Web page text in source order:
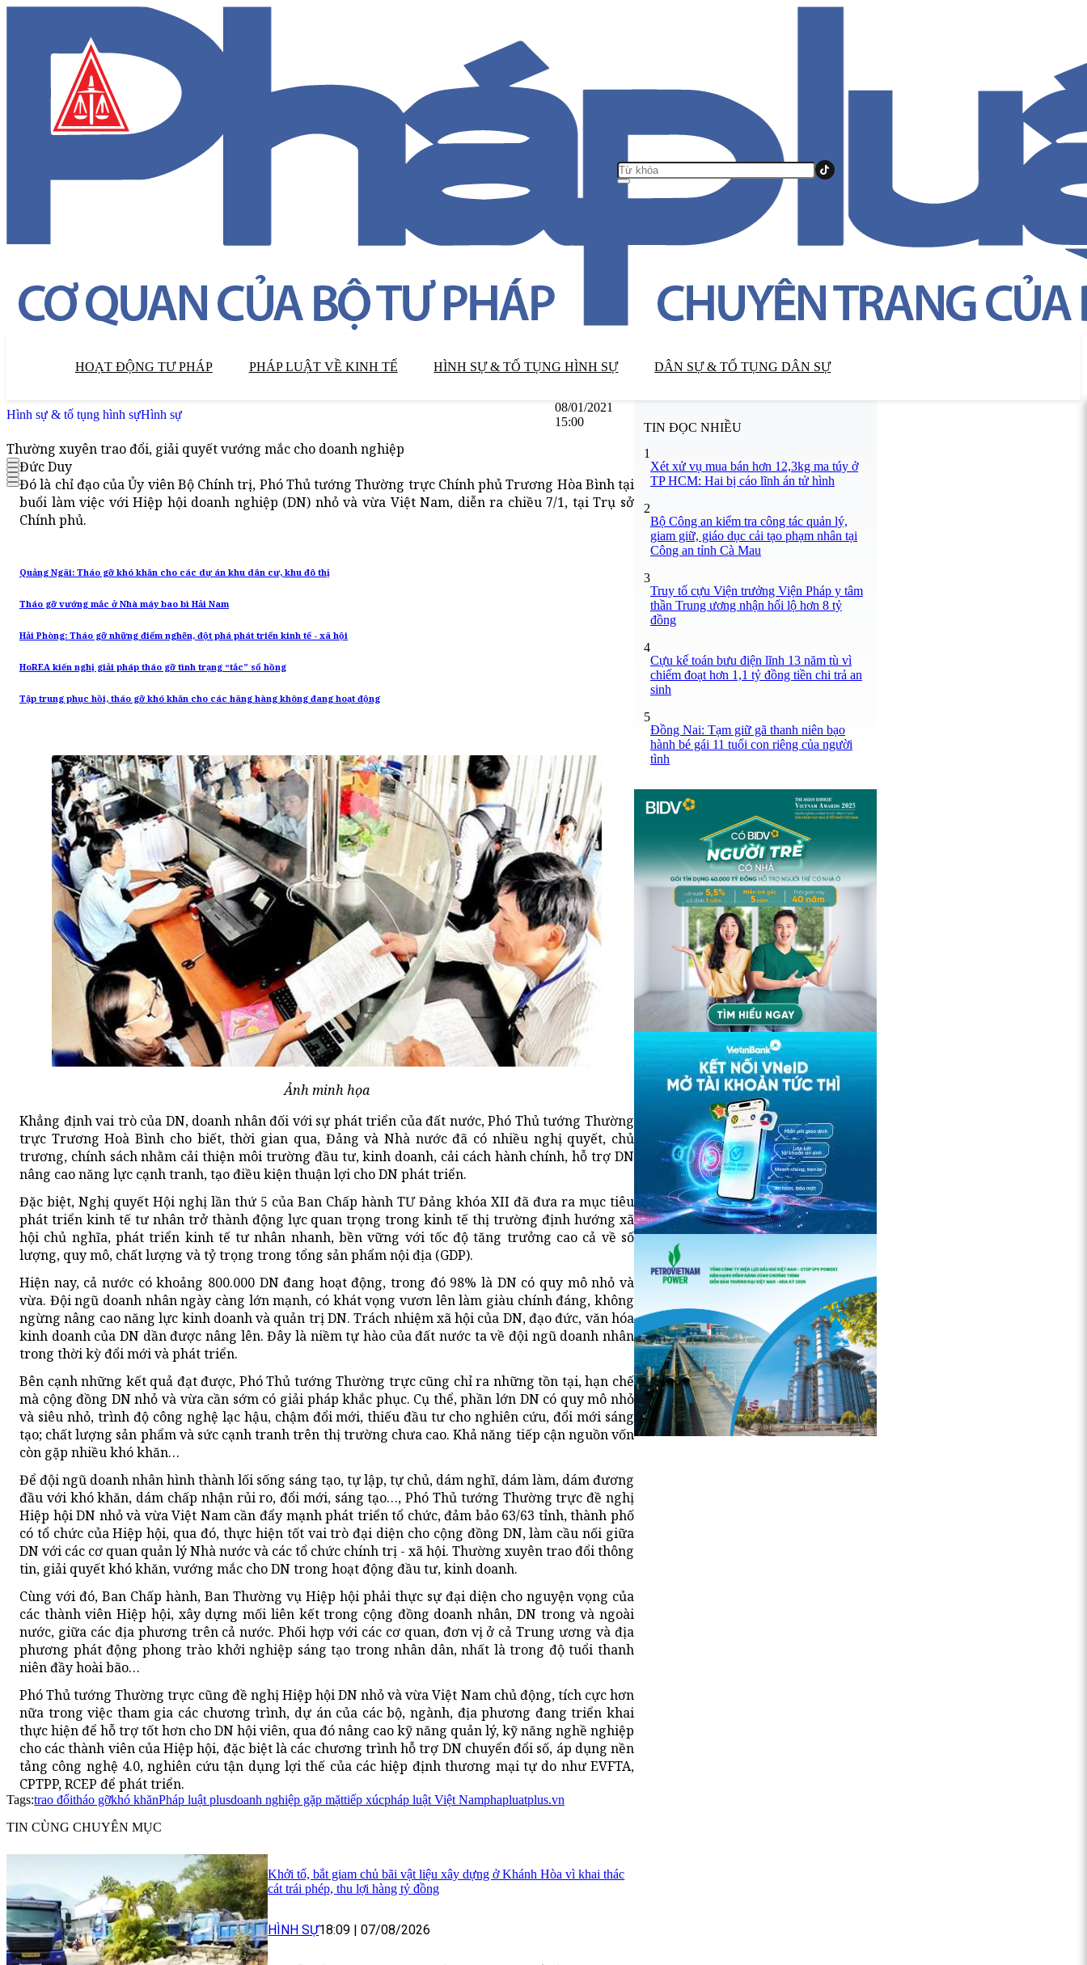
HOẠT ĐỘNG TƯ PHÁP PHÁP LUẬT VỀ KINH TẾ HÌNH SỰ & TỐ TỤNG HÌNH SỰ DÂN SỰ & TỐ TỤNG DÂN SỰ
Hình sự & tố tụng hình sựHình sự
08/01/2021
15:00
Thường xuyên trao đổi, giải quyết vướng mắc cho doanh nghiệp
Đức Duy
Đó là chỉ đạo của Ủy viên Bộ Chính trị, Phó Thủ tướng Thường trực Chính phủ Trương Hòa Bình tại
buổi làm việc với Hiệp hội doanh nghiệp (DN) nhỏ và vừa Việt Nam, diễn ra chiều 7/1, tại Trụ sở
Chính phủ.
Quảng Ngãi: Tháo gỡ khó khăn cho các dự án khu dân cư, khu đô thị
Tháo gỡ vướng mắc ở Nhà máy bao bì Hải Nam
Hải Phòng: Tháo gỡ những điểm nghẽn, đột phá phát triển kinh tế - xã hội
HoREA kiến nghị giải pháp tháo gỡ tình trạng “tắc” sổ hồng
Tập trung phục hồi, tháo gỡ khó khăn cho các hãng hàng không đang hoạt động
Ảnh minh họa
Khẳng định vai trò của DN, doanh nhân đối với sự phát triển của đất nước, Phó Thủ tướng Thường
trực Trương Hoà Bình cho biết, thời gian qua, Đảng và Nhà nước đã có nhiều nghị quyết, chủ
trương, chính sách nhằm cải thiện môi trường đầu tư, kinh doanh, cải cách hành chính, hỗ trợ DN
nâng cao năng lực cạnh tranh, tạo điều kiện thuận lợi cho DN phát triển.
Đặc biệt, Nghị quyết Hội nghị lần thứ 5 của Ban Chấp hành TƯ Đảng khóa XII đã đưa ra mục tiêu
phát triển kinh tế tư nhân trở thành động lực quan trọng trong kinh tế thị trường định hướng xã
hội chủ nghĩa, phát triển kinh tế tư nhân nhanh, bền vững với tốc độ tăng trưởng cao cả về số
lượng, quy mô, chất lượng và tỷ trọng trong tổng sản phẩm nội địa (GDP).
Hiện nay, cả nước có khoảng 800.000 DN đang hoạt động, trong đó 98% là DN có quy mô nhỏ và
vừa. Đội ngũ doanh nhân ngày càng lớn mạnh, có khát vọng vươn lên làm giàu chính đáng, không
ngừng nâng cao năng lực kinh doanh và quản trị DN. Trách nhiệm xã hội của DN, đạo đức, văn hóa
kinh doanh của DN dần được nâng lên. Đây là niềm tự hào của đất nước ta về đội ngũ doanh nhân
trong thời kỳ đổi mới và phát triển.
Bên cạnh những kết quả đạt được, Phó Thủ tướng Thường trực cũng chỉ ra những tồn tại, hạn chế
mà cộng đồng DN nhỏ và vừa cần sớm có giải pháp khắc phục. Cụ thể, phần lớn DN có quy mô nhỏ
và siêu nhỏ, trình độ công nghệ lạc hậu, chậm đổi mới, thiếu đầu tư cho nghiên cứu, đổi mới sáng
tạo; chất lượng sản phẩm và sức cạnh tranh trên thị trường chưa cao. Khả năng tiếp cận nguồn vốn
còn gặp nhiều khó khăn…
Để đội ngũ doanh nhân hình thành lối sống sáng tạo, tự lập, tự chủ, dám nghĩ, dám làm, dám đương
đầu với khó khăn, dám chấp nhận rủi ro, đổi mới, sáng tạo…, Phó Thủ tướng Thường trực đề nghị
Hiệp hội DN nhỏ và vừa Việt Nam cần đẩy mạnh phát triển tổ chức, đảm bảo 63/63 tỉnh, thành phố
có tổ chức của Hiệp hội, qua đó, thực hiện tốt vai trò đại diện cho cộng đồng DN, làm cầu nối giữa
DN với các cơ quan quản lý Nhà nước và các tổ chức chính trị - xã hội. Thường xuyên trao đổi thông
tin, giải quyết khó khăn, vướng mắc cho DN trong hoạt động đầu tư, kinh doanh.
Cùng với đó, Ban Chấp hành, Ban Thường vụ Hiệp hội phải thực sự đại diện cho nguyện vọng của
các thành viên Hiệp hội, xây dựng mối liên kết trong cộng đồng doanh nhân, DN trong và ngoài
nước, giữa các địa phương trên cả nước. Phối hợp với các cơ quan, đơn vị ở cả Trung ương và địa
phương phát động phong trào khởi nghiệp sáng tạo trong nhân dân, nhất là trong độ tuổi thanh
niên đầy hoài bão…
Phó Thủ tướng Thường trực cũng đề nghị Hiệp hội DN nhỏ và vừa Việt Nam chủ động, tích cực hơn
nữa trong việc tham gia các chương trình, dự án của các bộ, ngành, địa phương đang triển khai
thực hiện để hỗ trợ tốt hơn cho DN hội viên, qua đó nâng cao kỹ năng quản lý, kỹ năng nghề nghiệp
cho các thành viên của Hiệp hội, đặc biệt là các chương trình hỗ trợ DN chuyển đổi số, áp dụng nền
tảng công nghệ 4.0, nghiên cứu tận dụng lợi thế của các hiệp định thương mại tự do như EVFTA,
CPTPP, RCEP để phát triển.
Tags:trao đổitháo gỡkhó khănPháp luật plusdoanh nghiệp gặp mặttiếp xúcpháp luật Việt Namphapluatplus.vn
TIN CÙNG CHUYÊN MỤC
Khởi tố, bắt giam chủ bãi vật liệu xây dựng ở Khánh Hòa vì khai thác
cát trái phép, thu lợi hàng tỷ đồng
HÌNH SỰ18:09 07/08/2026
TIN ĐỌC NHIỀU
1
Xét xử vụ mua bán hơn 12,3kg ma túy ở
TP HCM: Hai bị cáo lĩnh án tử hình
2
Bộ Công an kiểm tra công tác quản lý,
giam giữ, giáo dục cải tạo phạm nhân tại
Công an tỉnh Cà Mau
3
Truy tố cựu Viện trưởng Viện Pháp y tâm
thần Trung ương nhận hối lộ hơn 8 tỷ
đồng
4
Cựu kế toán bưu điện lĩnh 13 năm tù vì
chiếm đoạt hơn 1,1 tỷ đồng tiền chi trả an
sinh
5
Đồng Nai: Tạm giữ gã thanh niên bạo
hành bé gái 11 tuổi con riêng của người
tình